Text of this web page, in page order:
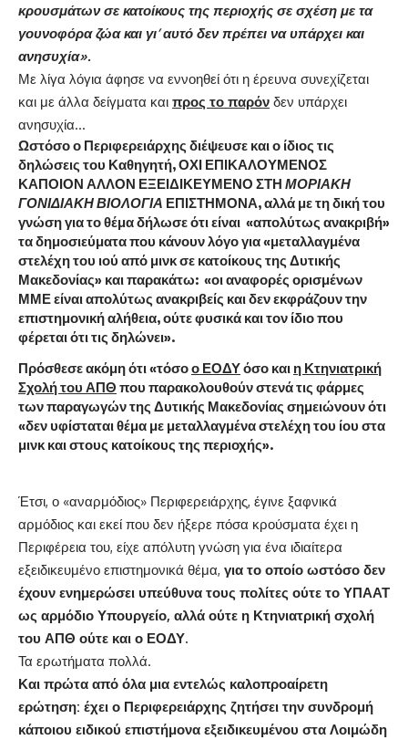
κρουσμάτων σε κατοίκους της περιοχής σε σχέση με τα
γουνοφόρα ζώα και γι’ αυτό δεν πρέπει να υπάρχει και
ανησυχία».
Με λίγα λόγια άφησε να εννοηθεί ότι η έρευνα συνεχίζεται
και με άλλα δείγματα και προς το παρόν δεν υπάρχει
ανησυχία…
Ωστόσο ο Περιφερειάρχης διέψευσε και ο ίδιος τις
δηλώσεις του Καθηγητή, ΟΧΙ ΕΠΙΚΑΛΟΥΜΕΝΟΣ
ΚΑΠΟΙΟΝ ΑΛΛΟΝ ΕΞΕΙΔΙΚΕΥΜΕΝΟ ΣΤΗ ΜΟΡΙΑΚΗ
ΓΟΝΙΔΙΑΚΗ ΒΙΟΛΟΓΙΑ ΕΠΙΣΤΗΜΟΝΑ, αλλά με τη δική του
γνώση για το θέμα δήλωσε ότι είναι «απολύτως ανακριβή»
τα δημοσιεύματα που κάνουν λόγο για «μεταλλαγμένα
στελέχη του ιού από μινκ σε κατοίκους της Δυτικής
Μακεδονίας» και παρακάτω: «οι αναφορές ορισμένων
ΜΜΕ είναι απολύτως ανακριβείς και δεν εκφράζουν την
επιστημονική αλήθεια, ούτε φυσικά και τον ίδιο που
φέρεται ότι τις δηλώνει».
Πρόσθεσε ακόμη ότι «τόσοο ΕΟΔΥόσο και η Κτηνιατρική
Σχολή του ΑΠΘ που παρακολουθούν στενά τις φάρμες
των παραγωγών της Δυτικής Μακεδονίας σημειώνουν ότι
«δεν υφίσταται θέμα με μεταλλαγμένα στελέχη του ίου στα
μινκ και στους κατοίκους της περιοχής».
Έτσι, ο «αναρμόδιος» Περιφερειάρχης, έγινε ξαφνικά
αρμόδιος και εκεί που δεν ήξερε πόσα κρούσματα έχει η
Περιφέρεια του, είχε απόλυτη γνώση για ένα ιδιαίτερα
εξειδικευμένο επιστημονικά θέμα, για το οποίο ωστόσο δεν
έχουν ενημερώσει υπεύθυνα τους πολίτες ούτε το ΥΠΑΑΤ
ως αρμόδιο Υπουργείο, αλλά ούτε η Κτηνιατρική σχολή
του ΑΠΘ ούτε και ο ΕΟΔΥ.
Τα ερωτήματα πολλά.
Και πρώτα από όλα μια εντελώς καλοπροαίρετη
ερώτηση: έχει ο Περιφερειάρχης ζητήσει την συνδρομή
κάποιου ειδικού επιστήμονα εξειδικευμένου στα Λοιμώδη